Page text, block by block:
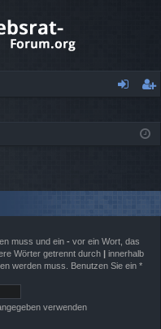
de
n
ist
re
n
muss und ein - vor ein Wort, das
Wörter getrennt durch | innerhalb
werden muss. Benutzen Sie ein *
verwenden